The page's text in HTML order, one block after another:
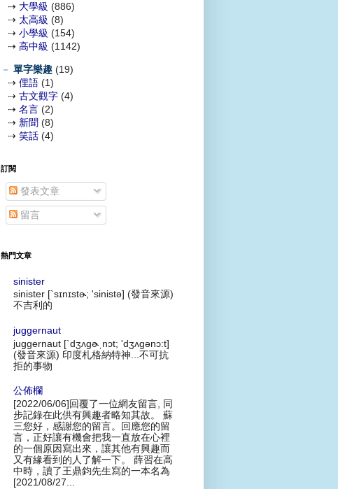
⇢ 大學級 (886)
⇢ 太高級 (8)
⇢ 小學級 (154)
⇢ 高中級 (1142)
－ 單字樂趣 (19)
⇢ 俚語 (1)
⇢ 古文觀字 (4)
⇢ 名言 (2)
⇢ 新聞 (8)
⇢ 笑話 (4)
訂閱
發表文章
留言
熱門文章
sinister
sinister [`sɪnɪstɚ; 'sinistə] (發音來源)
不吉利的
juggernaut
juggernaut [`dʒʌgɚˌnɔt; 'dʒʌgənɔ:t]
(發音來源) 印度札格納特神...不可抗
拒的事物
公佈欄
[2022/06/06]回覆了一位網友留言, 同
步記錄在此供有興趣者略知其故。 蘇
三您好，感謝您的留言。回應您的留
言，正好讓有機會把我一直放在心裡
的一個原因寫出來，讓其他有興趣而
又有緣看到的人了解一下。 薛習在高
中時，讀了王鼎鈞先生寫的一本名為
[2021/08/27...